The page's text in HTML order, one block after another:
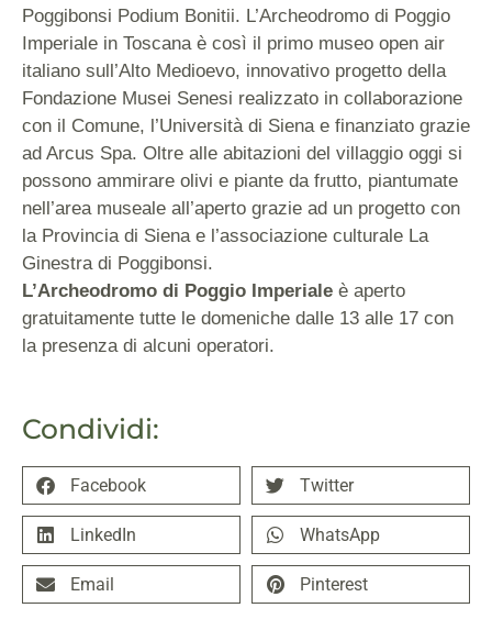
Condividi:
Facebook Twitter
LinkedIn WhatsApp
Email Pinterest
Poggibonsi Podium Bonitii. L’Archeodromo di Poggio
Imperiale in Toscana è così il primo museo open air
italiano sull’Alto Medioevo, innovativo progetto della
Fondazione Musei Senesi realizzato in collaborazione
con il Comune, l’Università di Siena e finanziato grazie
ad Arcus Spa. Oltre alle abitazioni del villaggio oggi si
possono ammirare olivi e piante da frutto, piantumate
nell’area museale all’aperto grazie ad un progetto con
la Provincia di Siena e l’associazione culturale La
Ginestra di Poggibonsi.
L’Archeodromo di Poggio Imperiale è aperto
gratuitamente tutte le domeniche dalle 13 alle 17 con
la presenza di alcuni operatori.